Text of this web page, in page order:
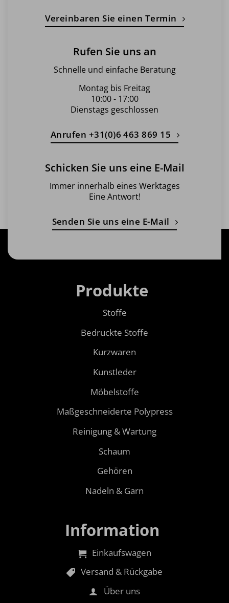
Vereinbaren Sie einen Termin
Rufen Sie uns an
Schnelle und einfache Beratung
Montag bis Freitag
10:00 - 17:00
Dienstags geschlossen
Anrufen +31(0)6 463 869 15
Schicken Sie uns eine E-Mail
Immer innerhalb eines Werktages
Eine Antwort!
Senden Sie uns eine E-Mail
Produkte
Stoffe
Bedruckte Stoffe
Kurzwaren
Kunstleder
Möbelstoffe
Maßgeschneiderte Polypress
Reinigung & Wartung
Schaum
Gehören
Nadeln & Garn
Information
Einkaufswagen
Versand & Rückgabe
Über uns